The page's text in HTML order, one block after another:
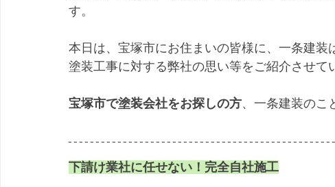
す。
本日は、宝塚市にお住まいの皆様に、一条建装
塗装工事に対する弊社の思い等をご紹介させて
宝塚市で塗装会社をお探しの方、一条建装のこ
下請け業社に任せない！完全自社施工